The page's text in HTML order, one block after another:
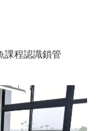
課程認識鎖管